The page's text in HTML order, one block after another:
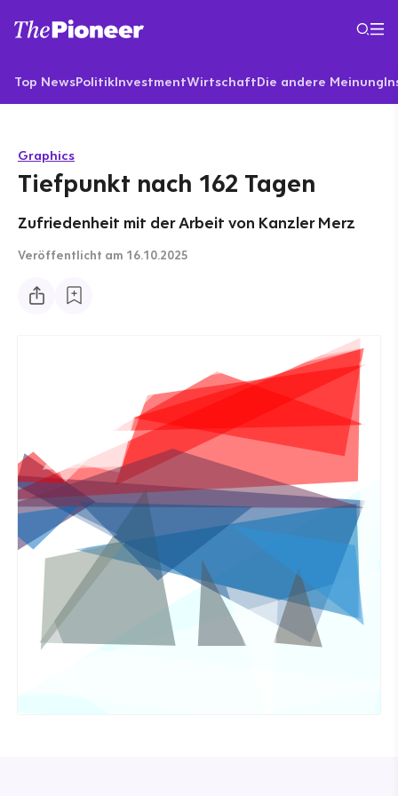
Top NewsPolitikInvestmentWirtschaftDie andere Meinung
Graphics
Tiefpunkt nach 162 Tagen
Zufriedenheit mit der Arbeit von Kanzler Merz
Veröffentlicht am 16.10.2025